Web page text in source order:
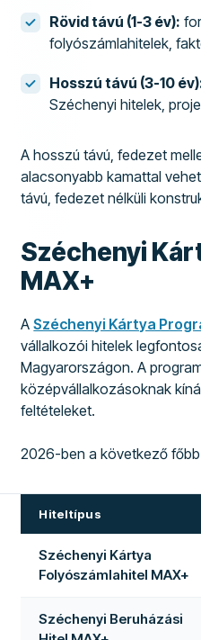
Rövid távú (1-3 év):
folyószámlahitelek,
Hosszú távú (3-10
Széchenyi hitelek,
A hosszú távú, fedezet
alacsonyabb kamattal
távú, fedezet nélküli
Széchenyi
MAX+
ASzéchenyi Kártya
vállalkozói hitelek
Magyarországon. A
középvállalkozásoknak
feltételeket.
2026-ben a következő
Hiteltípus
Széchenyi Kártya
Folyószámlahitel MAX+
Széchenyi Beruházási